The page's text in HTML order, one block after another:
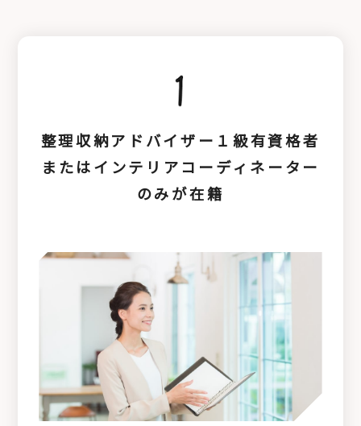
整理収納アドバイザー１級有資格者
またはインテリアコーディネーター
のみが在籍